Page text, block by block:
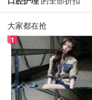
大家都在抢
1